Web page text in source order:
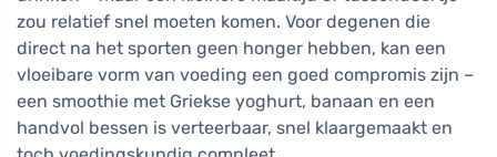
zou relatief snel moeten komen. Voor degenen die
direct na het sporten geen honger hebben, kan een
vloeibare vorm van voeding een goed compromis zijn –
een smoothie met Griekse yoghurt, banaan en een
handvol bessen is verteerbaar, snel klaargemaakt en